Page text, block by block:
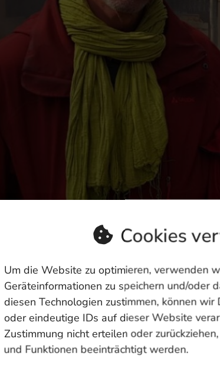
Cookies
Um die Website zu optimieren, verwenden
Geräteinformationen zu speichern und/oder
diesen Technologien zustimmen, können
oder eindeutige IDs auf dieser Website
Zustimmung nicht erteilen oder
und Funktionen beeinträchtigt werden.